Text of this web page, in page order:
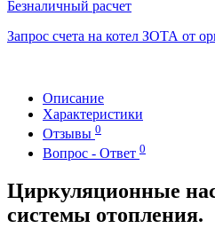
Безналичный расчет
Запрос счета на котел ЗОТА от
Описание
Характеристики
Отзывы 0
Вопрос - Ответ 0
Циркуляционные
системы отопления.